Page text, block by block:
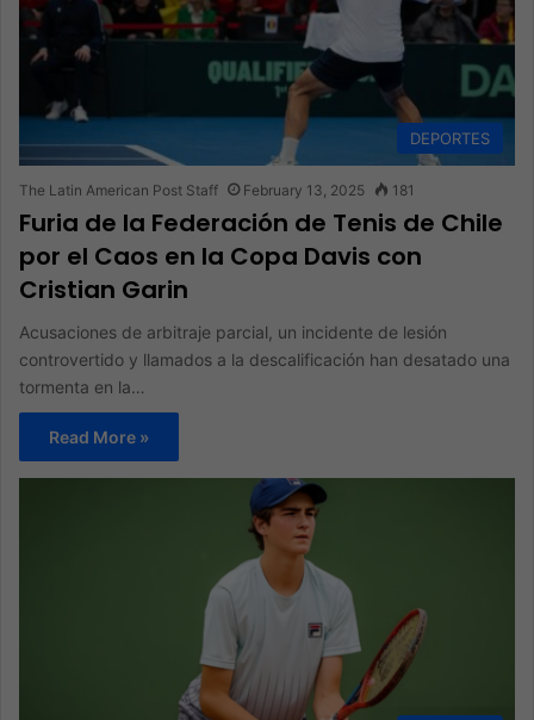
DEPORTES
The Latin American Post Staff February 13, 2025 181
Furia de la Federación de Tenis de Chile
por el Caos en la Copa Davis con
Cristian Garin
Acusaciones de arbitraje parcial, un incidente de lesión
controvertido y llamados a la descalificación han desatado una
tormenta en la…
Read More »